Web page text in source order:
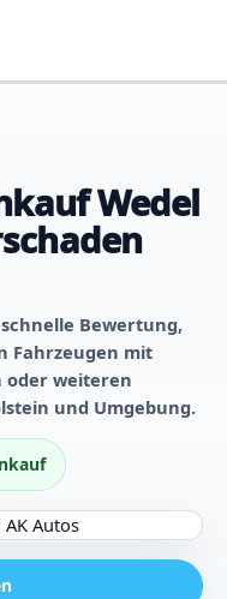
Wedel
Bewertung,
Fahrzeugen mit
oder weiteren
und Umgebung.